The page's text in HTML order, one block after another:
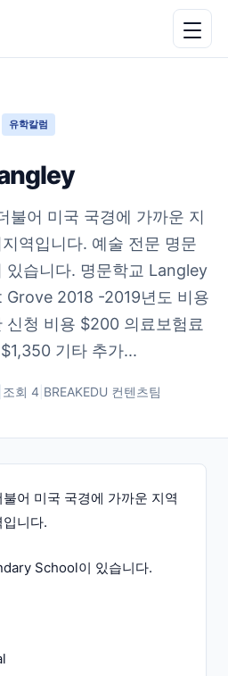
유학칼럼
불어 미국 국경에 가까운 지
역입니다. 예술 전문 명문
습니다. 명문학교 Langley
2018 -2019년도 비용
신청 비용 $200 의료보험료
기타 추가...
조회 4 BREAKEDU 컨텐츠팀
어 미국 국경에 가까운 지역
니다.
School이 있습니다.